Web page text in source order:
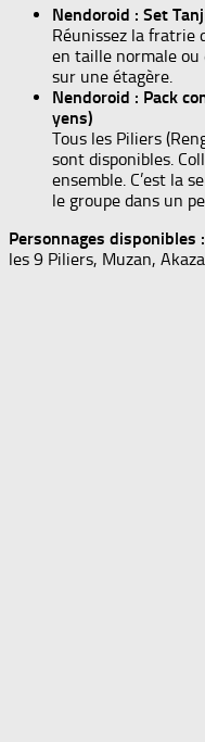
Nendoroid : Set
Réunissez la fratrie
en taille normale ou
sur une étagère.
Nendoroid : Pack
yens)
Tous les Piliers
sont disponibles.
ensemble. C’est la
le groupe dans un
Personnages disponibles :
les 9 Piliers, Muzan, Akaza.